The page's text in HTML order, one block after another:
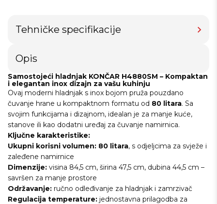
Tehničke specifikacije
Opis
Samostojeći hladnjak KONČAR H4880SM – Kompaktan
i elegantan inox dizajn za vašu kuhinju
Ovaj moderni hladnjak s inox bojom pruža pouzdano
čuvanje hrane u kompaktnom formatu od 80 litara. Sa
svojim funkcijama i dizajnom, idealan je za manje kuće,
stanove ili kao dodatni uređaj za čuvanje namirnica.
Ključne karakteristike:
Ukupni korisni volumen: 80 litara, s odjeljcima za svježe i
zaleđene namirnice
Dimenzije: visina 84,5 cm, širina 47,5 cm, dubina 44,5 cm –
savršen za manje prostore
Održavanje: ručno odleđivanje za hladnjak i zamrzivač
Regulacija temperature: jednostavna prilagodba za